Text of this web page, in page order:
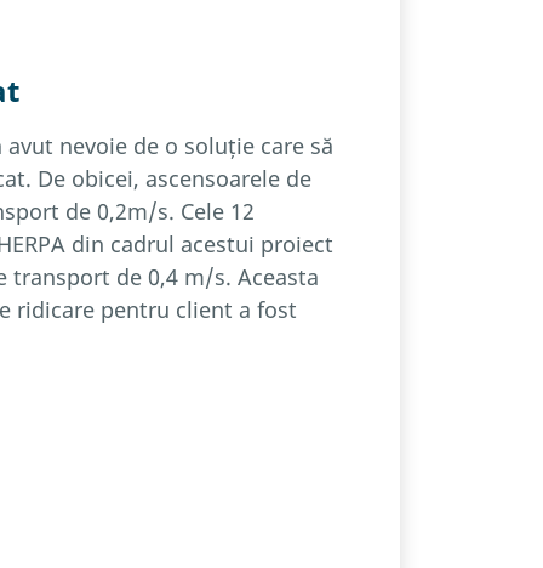
nevoie de o soluție care să
De obicei, ascensoarele de
de 0,2m/s. Cele 12
din cadrul acestui proiect
transport de 0,4 m/s. Aceasta
ridicare pentru client a fost